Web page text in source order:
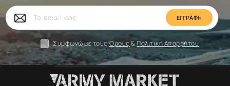
Το
email
σας
Συμφωνώ με τουςΌρους &Πολιτική Απορρήτου